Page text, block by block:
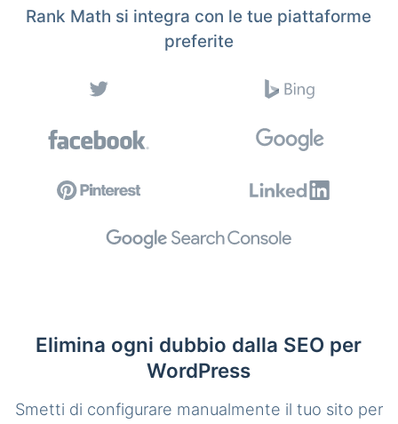
Rank Math si integra con le tue piattaforme
preferite
Elimina ogni dubbio dalla SEO per
WordPress
Smetti di configurare manualmente il tuo sito per